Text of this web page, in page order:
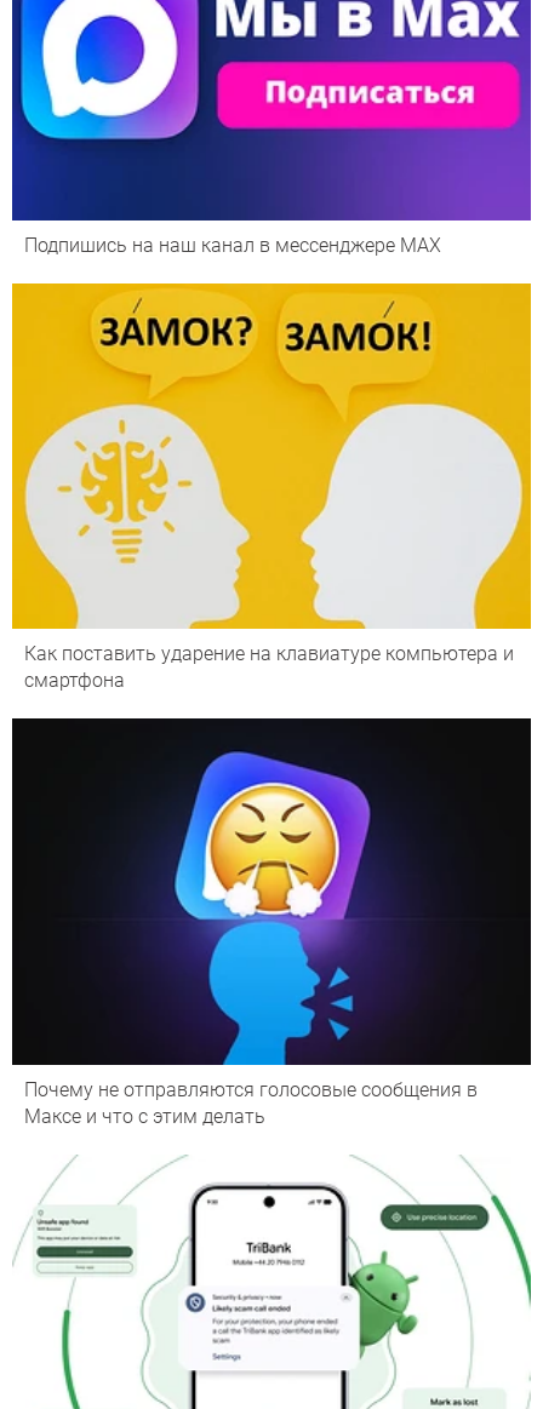
Подпишись на наш канал в мессенджере МАХ
Как поставить ударение на клавиатуре компьютера и
смартфона
Почему не отправляются голосовые сообщения в
Максе и что с этим делать